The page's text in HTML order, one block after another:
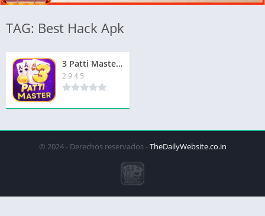
TAG: Best Hack Apk
3 Patti Master Best App | 3 पत्ती मास्टर सर्वश्रेष्ठ ऐप | ₹3000 बोनस
2.9.4.5
© 2024 - Derechos reservados -TheDailyWebsite.co.in